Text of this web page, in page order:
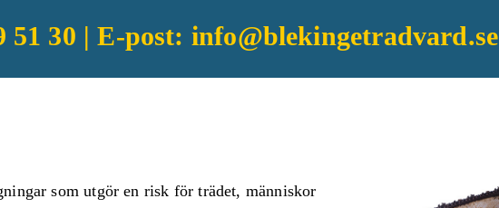
51 30 | E-post: info@blekingetradvard.se
som utgör en risk för trädet, människor